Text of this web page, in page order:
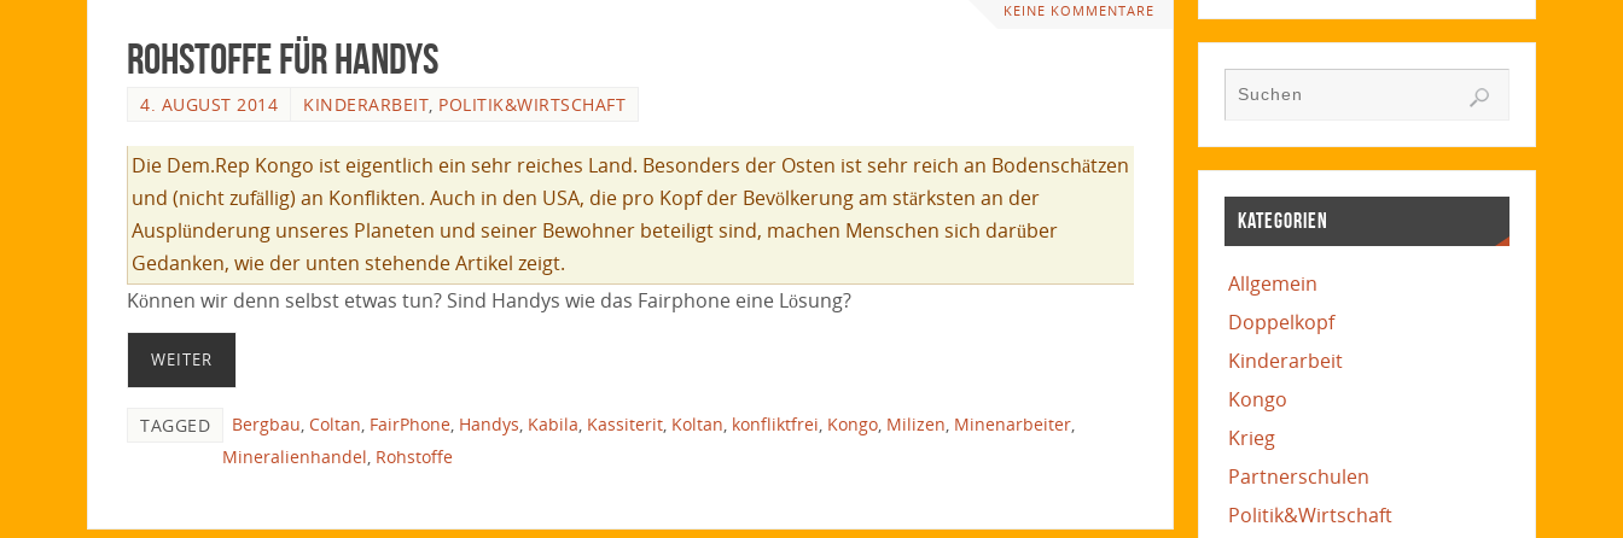
KEINE KOMMENTARE
Rohstoffe für Handys
4. AUGUST 2014 KINDERARBEIT, POLITIK&WIRTSCHAFT
Die Dem.Rep Kongo ist eigentlich ein sehr reiches Land. Besonders der Osten ist sehr reich an Bodenschätzen
und (nicht zufällig) an Konflikten. Auch in den USA, die pro Kopf der Bevölkerung am stärksten an der
Ausplünderung unseres Planeten und seiner Bewohner beteiligt sind, machen Menschen sich darüber
Gedanken, wie der unten stehende Artikel zeigt.
Können wir denn selbst etwas tun? Sind Handys wie das Fairphone eine Lösung?
WEITER
TAGGED Bergbau, Coltan, FairPhone, Handys, Kabila, Kassiterit, Koltan, konfliktfrei, Kongo, Milizen, Minenarbeiter,
Mineralienhandel, Rohstoffe
KATEGORIEN
Allgemein
Doppelkopf
Kinderarbeit
Kongo
Krieg
Partnerschulen
Politik&Wirtschaft